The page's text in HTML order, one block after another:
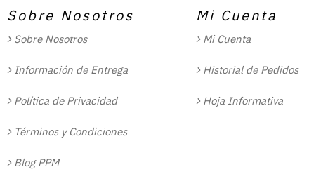
Sobre Nosotros
Sobre Nosotros
Información de Entrega
Política de Privacidad
Términos y Condiciones
Blog PPM
Mi Cuenta
Mi Cuenta
Historial de Pedidos
Hoja Informativa